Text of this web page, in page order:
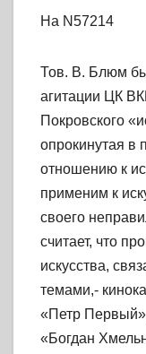
На N57214
Тов. В. Блюм
агитации ЦК
Покровского
опрокинутая в
отношению к
применим к
своего
считает, что
искусства,
темами,-
«Петр
«Богдан